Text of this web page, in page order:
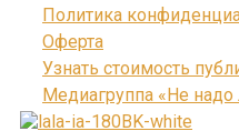
Политика
Оферта
Узнать стоимость
Медиагруппа «Не